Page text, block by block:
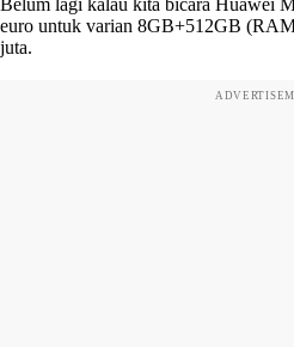
Belum lagi kalau kita bicara Huawei
euro untuk varian 8GB+512GB
juta.